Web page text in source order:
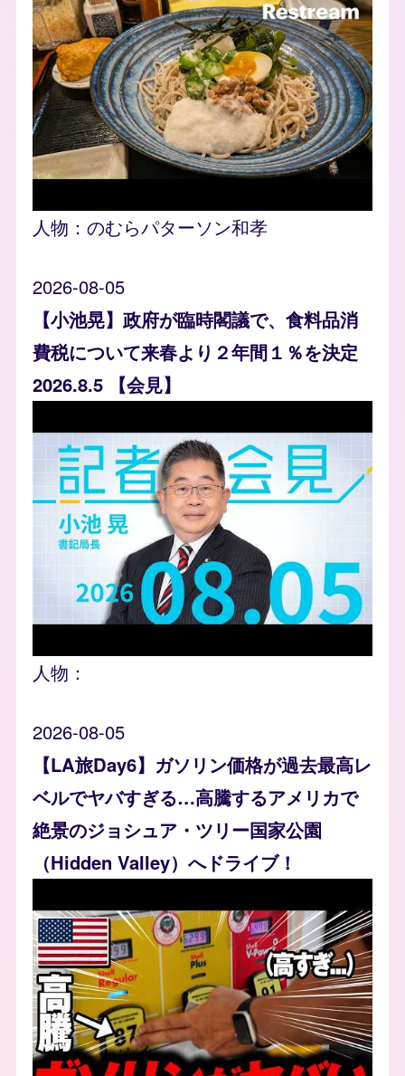
人物： のむらパターソン和孝
2026-08-05
【小池晃】政府が臨時閣議で、食料品消
費税について来春より２年間１％を決定
2026.8.5 【会見】
人物：
2026-08-05
【LA旅Day6】ガソリン価格が過去最高レ
ベルでヤバすぎる…高騰するアメリカで
絶景のジョシュア・ツリー国家公園
（Hidden Valley）へドライブ！